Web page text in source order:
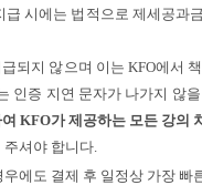
급 시에는 법적으로 제세공과
되지 않으며 이는KFO에서
인증 지연 문자가 나가지 않
KFO가 제공하는 모든 강의
주셔야 합니다.
에도 결제 후 일정상 가장